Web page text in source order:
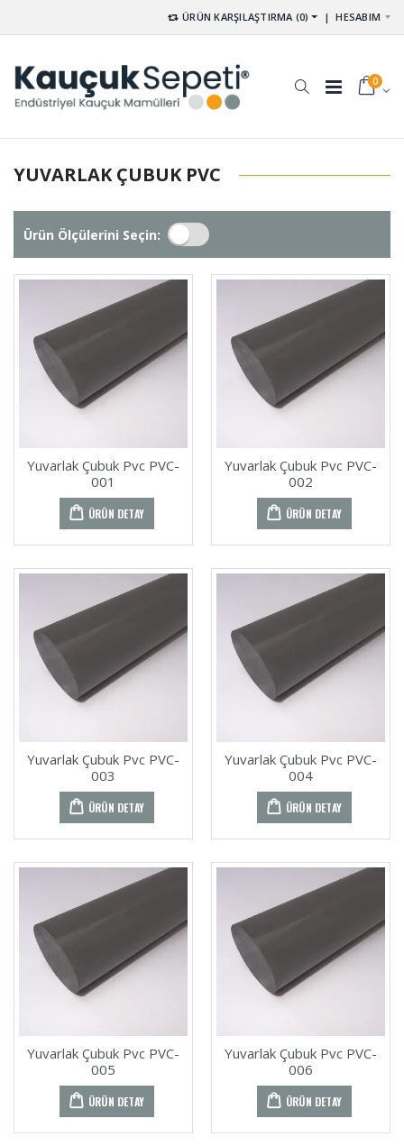
ÜRÜN KARŞILAŞTIRMA (0) |HESABIM
0
YUVARLAK ÇUBUK PVC
Ürün Ölçülerini Seçin:
Yuvarlak Çubuk Pvc PVC-
001
ÜRÜN DETAY
Yuvarlak Çubuk Pvc PVC-
002
ÜRÜN DETAY
Yuvarlak Çubuk Pvc PVC-
003
ÜRÜN DETAY
Yuvarlak Çubuk Pvc PVC-
004
ÜRÜN DETAY
Yuvarlak Çubuk Pvc PVC-
005
ÜRÜN DETAY
Yuvarlak Çubuk Pvc PVC-
006
ÜRÜN DETAY